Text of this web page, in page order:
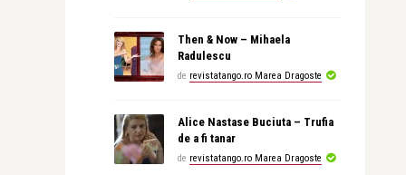
Then & Now – Mihaela
Radulescu
de revistatango.ro Marea Dragoste
Alice Nastase Buciuta – Trufia
de a fi tanar
de revistatango.ro Marea Dragoste